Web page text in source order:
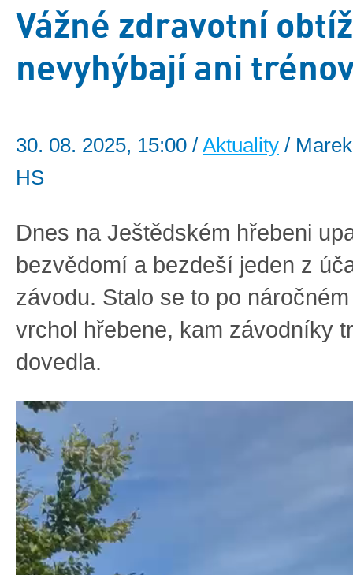
Vážné zdravotní
nevyhýbají ani
30. 08. 2025, 15:00 / Aktuality /
HS
Dnes na Ještědském hřebeni
bezvědomí a bezdeší jeden z
závodu. Stalo se to po
vrchol hřebene, kam závodníky
dovedla.